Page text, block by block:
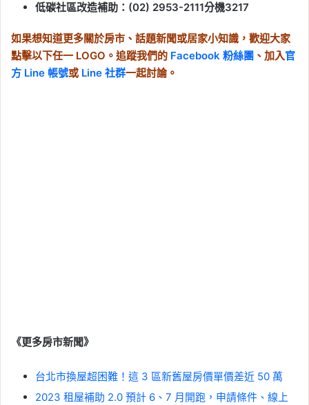
低碳社區改造補助：(02) 2953-2111分機3217
如果想知道更多關於房市、話題新聞或居家小知識，歡迎大家
點擊以下任一 LOGO。追蹤我們的 Facebook 粉絲團 、加入官
方 Line 帳號或 Line 社群一起討論。
《更多房市新聞》
台北市換屋超困難！這 3 區新舊屋房價單價差近 50 萬
2023 租屋補助 2.0 預計 6、7 月開跑，申請條件、線上